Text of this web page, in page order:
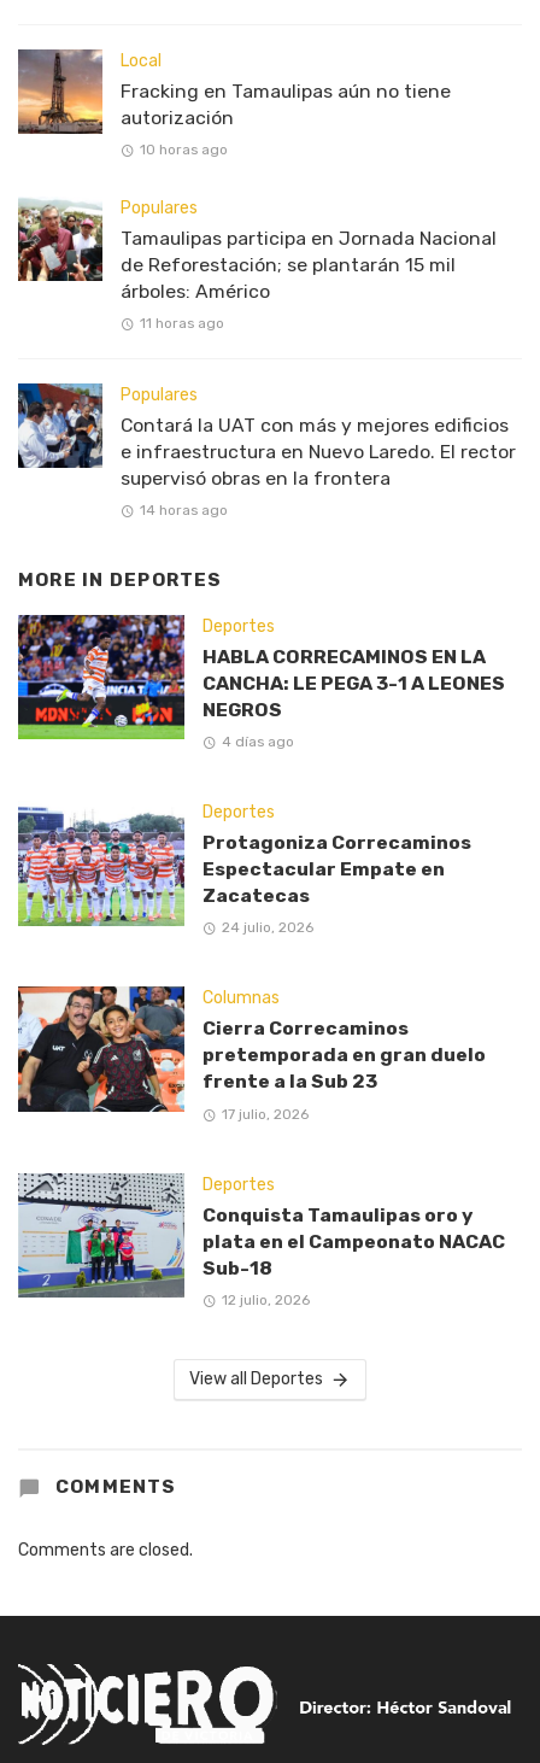
Local
Fracking en Tamaulipas aún no tiene
autorización
10 horas ago
Populares
Tamaulipas participa en Jornada Nacional
de Reforestación; se plantarán 15 mil
árboles: Américo
11 horas ago
Populares
Contará la UAT con más y mejores edificios
e infraestructura en Nuevo Laredo. El rector
supervisó obras en la frontera
14 horas ago
MORE IN DEPORTES
Deportes
HABLA CORRECAMINOS EN LA
CANCHA: LE PEGA 3-1 A LEONES
NEGROS
4 días ago
Deportes
Protagoniza Correcaminos
Espectacular Empate en
Zacatecas
24 julio, 2026
Columnas
Cierra Correcaminos
pretemporada en gran duelo
frente a la Sub 23
17 julio, 2026
Deportes
Conquista Tamaulipas oro y
plata en el Campeonato NACAC
Sub-18
12 julio, 2026
View all Deportes
COMMENTS
Comments are closed.